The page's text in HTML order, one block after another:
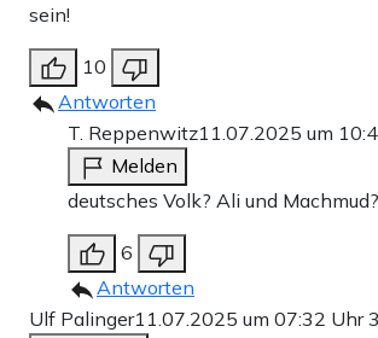
sein!
10
Antworten
T. Reppenwitz11.07.2025 um
Melden
deutsches Volk? Ali und Machmud?
6
Antworten
Ulf Palinger11.07.2025 um 07:32 Uhr